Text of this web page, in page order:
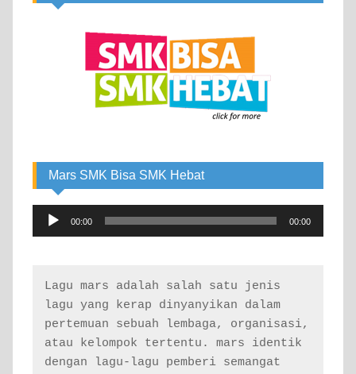
Mars SMK Bisa SMK Hebat
Audio
Player
00:00 00:00
Lagu mars adalah salah satu jenis
lagu yang kerap dinyanyikan dalam
pertemuan sebuah lembaga, organisasi,
atau kelompok tertentu. mars identik
dengan lagu-lagu pemberi semangat